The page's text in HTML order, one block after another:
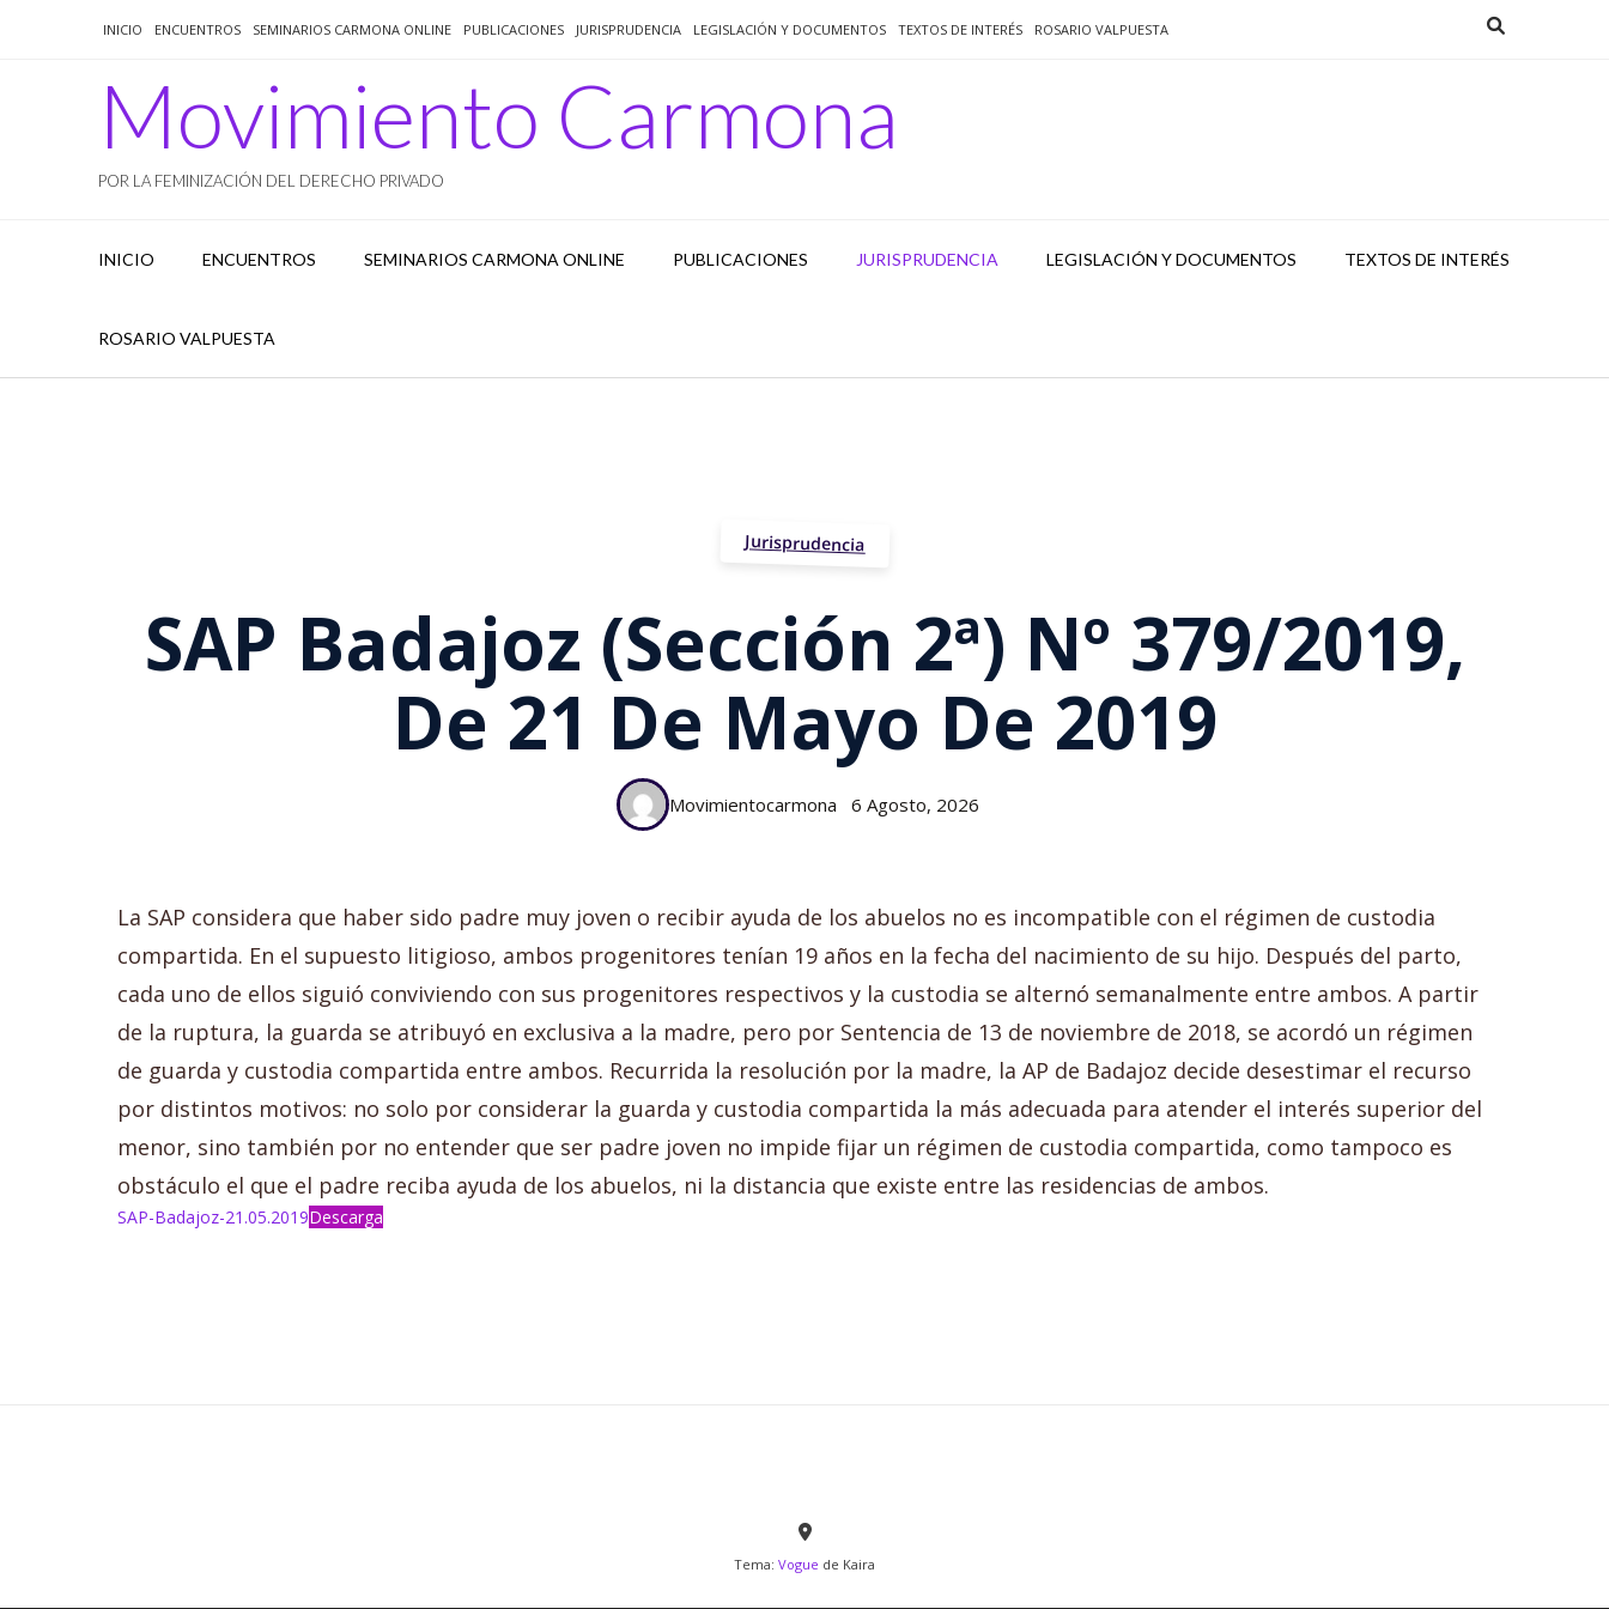
INICIO ENCUENTROS SEMINARIOS CARMONA ONLINE PUBLICACIONES JURISPRUDENCIA LEGISLACIÓN Y DOCUMENTOS TEXTOS DE INTERÉS ROSARIO VALPUESTA
Movimiento Carmona
POR LA FEMINIZACIÓN DEL DERECHO PRIVADO
INICIO ENCUENTROS SEMINARIOS CARMONA ONLINE PUBLICACIONES JURISPRUDENCIA LEGISLACIÓN Y DOCUMENTOS TEXTOS DE INTERÉS
ROSARIO VALPUESTA
Jurisprudencia
SAP Badajoz (Sección 2ª) Nº 379/2019,
De 21 De Mayo De 2019
Movimientocarmona 6 Agosto, 2026
La SAP considera que haber sido padre muy joven o recibir ayuda de los abuelos no es incompatible con el régimen de custodia
compartida. En el supuesto litigioso, ambos progenitores tenían 19 años en la fecha del nacimiento de su hijo. Después del parto,
cada uno de ellos siguió conviviendo con sus progenitores respectivos y la custodia se alternó semanalmente entre ambos. A partir
de la ruptura, la guarda se atribuyó en exclusiva a la madre, pero por Sentencia de 13 de noviembre de 2018, se acordó un régimen
de guarda y custodia compartida entre ambos. Recurrida la resolución por la madre, la AP de Badajoz decide desestimar el recurso
por distintos motivos: no solo por considerar la guarda y custodia compartida la más adecuada para atender el interés superior del
menor, sino también por no entender que ser padre joven no impide fijar un régimen de custodia compartida, como tampoco es
obstáculo el que el padre reciba ayuda de los abuelos, ni la distancia que existe entre las residencias de ambos.
SAP-Badajoz-21.05.2019Descarga
Tema: Vogue de Kaira